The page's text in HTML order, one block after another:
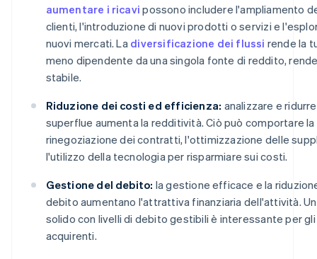
aumentare i ricavi possono includere l'ampliamento
clienti, l'introduzione di nuovi prodotti o servizi e
nuovi mercati. La diversificazione dei flussi rende la
meno dipendente da una singola fonte di reddito,
stabile.
Riduzione dei costi ed efficienza: analizzare e
superflue aumenta la redditività. Ciò può comportare la
rinegoziazione dei contratti, l'ottimizzazione delle
l'utilizzo della tecnologia per risparmiare sui costi.
Gestione del debito: la gestione efficace e la
debito aumentano l'attrattiva finanziaria dell'attività.
solido con livelli di debito gestibili è interessante per gli
acquirenti.